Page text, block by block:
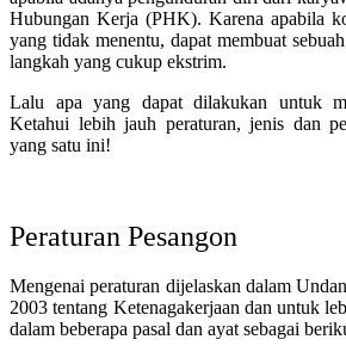
Hubungan Kerja (PHK). Karena apabila
yang tidak menentu, dapat membuat
langkah yang cukup ekstrim.
Lalu apa yang dapat dilakukan untuk
Ketahui lebih jauh peraturan, jenis dan
yang satu ini!
Peraturan Pesangon
Mengenai peraturan dijelaskan dalam
2003 tentang Ketenagakerjaan dan untuk
dalam beberapa pasal dan ayat sebagai